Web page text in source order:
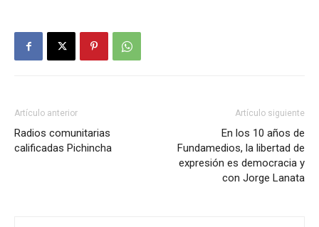
Artículo anterior
Radios comunitarias
calificadas Pichincha
Artículo siguiente
En los 10 años de
Fundamedios, la libertad de
expresión es democracia y
con Jorge Lanata